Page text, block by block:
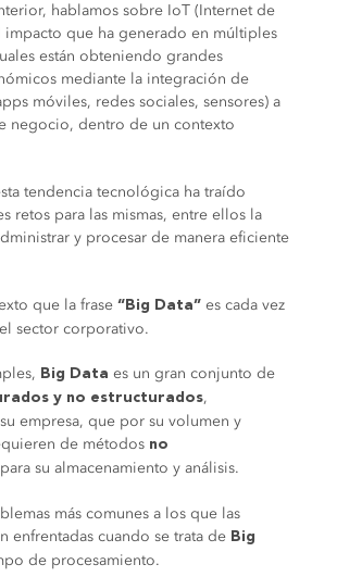
hablamos sobre IoT (Internet de
impacto que ha generado en múltiples
están obteniendo grandes
mediante la integración de
móviles, redes sociales, sensores) a
negocio, dentro de un contexto
tendencia tecnológica ha traído
retos para las mismas, entre ellos la
y procesar de manera eficiente
que la frase “Big Data” es cada vez
sector corporativo.
Big Data es un gran conjunto de
y no estructurados,
empresa, que por su volumen y
de métodos no
para su almacenamiento y análisis.
más comunes a los que las
enfrentadas cuando se trata de Big
de procesamiento.